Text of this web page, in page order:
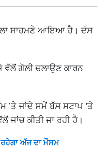
ਸਾਹਮਣੇ ਆਇਆ ਹੈ। ਦੱਸ
ਵੱਲੋਂ ਗੋਲੀ ਚਲਾਉਣ ਕਾਰਨ
’ਤੇ ਜਾਂਦੇ ਸਮੇਂ ਬੱਸ ਸਟਾਪ ’ਤੇ
ਕੀਤੀ ਜਾ ਰਹੀ ਹੈ।
ਰਹੇਗਾ ਅੱਜ ਦਾ ਮੌਸਮ